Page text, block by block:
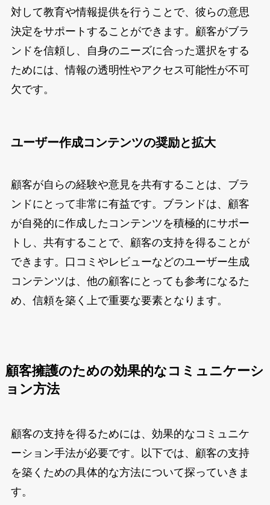
対して教育や情報提供を行うことで、彼らの意思
決定をサポートすることができます。顧客がブラ
ンドを信頼し、自身のニーズに合った選択をする
ためには、情報の透明性やアクセス可能性が不可
欠です。
ユーザー作成コンテンツの奨励と拡大
顧客が自らの経験や意見を共有することは、ブラ
ンドにとって非常に有益です。ブランドは、顧客
が自発的に作成したコンテンツを積極的にサポー
トし、共有することで、顧客の支持を得ることが
できます。口コミやレビューなどのユーザー生成
コンテンツは、他の顧客にとっても参考になるた
め、信頼を築く上で重要な要素となります。
顧客擁護のための効果的なコミュニケーシ
ョン方法
顧客の支持を得るためには、効果的なコミュニケ
ーション手法が必要です。以下では、顧客の支持
を築くための具体的な方法について探っていきま
す。